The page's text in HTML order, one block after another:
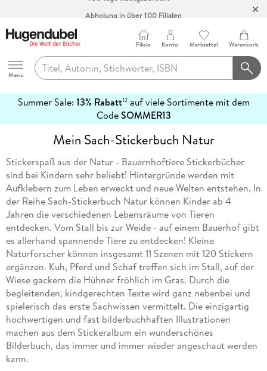
Hugendubel
Menu
Filiale Konto Merkzettel Warenkorb
Summer Sale: 13% Rabatt12auf viele Sortimente mit dem
CodeSOMMER13
erfahren
Mein Sach-Stickerbuch Natur
Stickerspaß aus der Natur - Bauernhoftiere Stickerbücher
sind bei Kindern sehr beliebt! Hintergründe werden mit
Aufklebern zum Leben erweckt und neue Welten entstehen. In
der Reihe Sach-Stickerbuch Natur können Kinder ab 4
Jahren die verschiedenen Lebensräume von Tieren
entdecken. Vom Stall bis zur Weide - auf einem Bauerhof gibt
es allerhand spannende Tiere zu entdecken! Kleine
Naturforscher können insgesamt 11 Szenen mit 120 Stickern
ergänzen. Kuh, Pferd und Schaf treffen sich im Stall, auf der
Wiese gackern die Hühner fröhlich im Gras. Durch die
begleitenden, kindgerechten Texte wird ganz nebenbei und
spielerisch das erste Sachwissen vermittelt. Die einzigartig
hochwertigen und fast bilderbuchhaften Illustrationen
machen aus dem Stickeralbum ein wunderschönes
Bilderbuch, das immer und immer wieder angeschaut werden
kann.